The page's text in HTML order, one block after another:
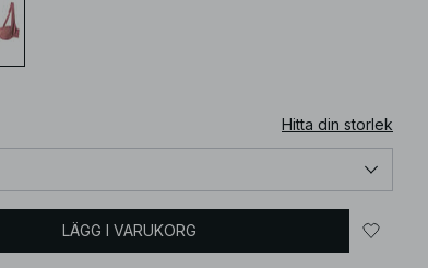
Hitta din storlek
LÄGG I VARUKORG